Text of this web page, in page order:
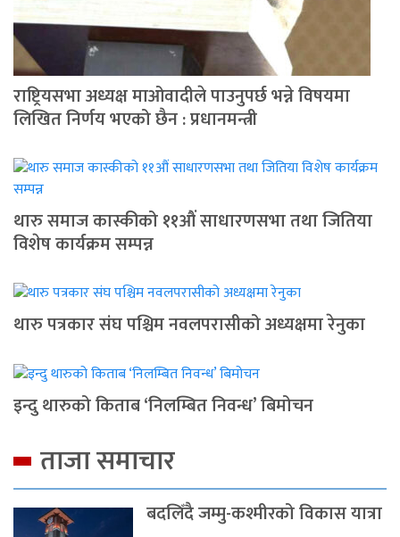
राष्ट्रियसभा अध्यक्ष माओवादीले पाउनुपर्छ भन्ने विषयमा
लिखित निर्णय भएको छैन : प्रधानमन्त्री
थारु समाज कास्कीको ११औं साधारणसभा तथा जितिया
विशेष कार्यक्रम सम्पन्न
थारु पत्रकार संघ पश्चिम नवलपरासीको अध्यक्षमा रेनुका
इन्दु थारुको किताब ‘निलम्बित निवन्ध’ बिमोचन
ताजा समाचार
बदलिँदै जम्मु-कश्मीरको विकास यात्रा